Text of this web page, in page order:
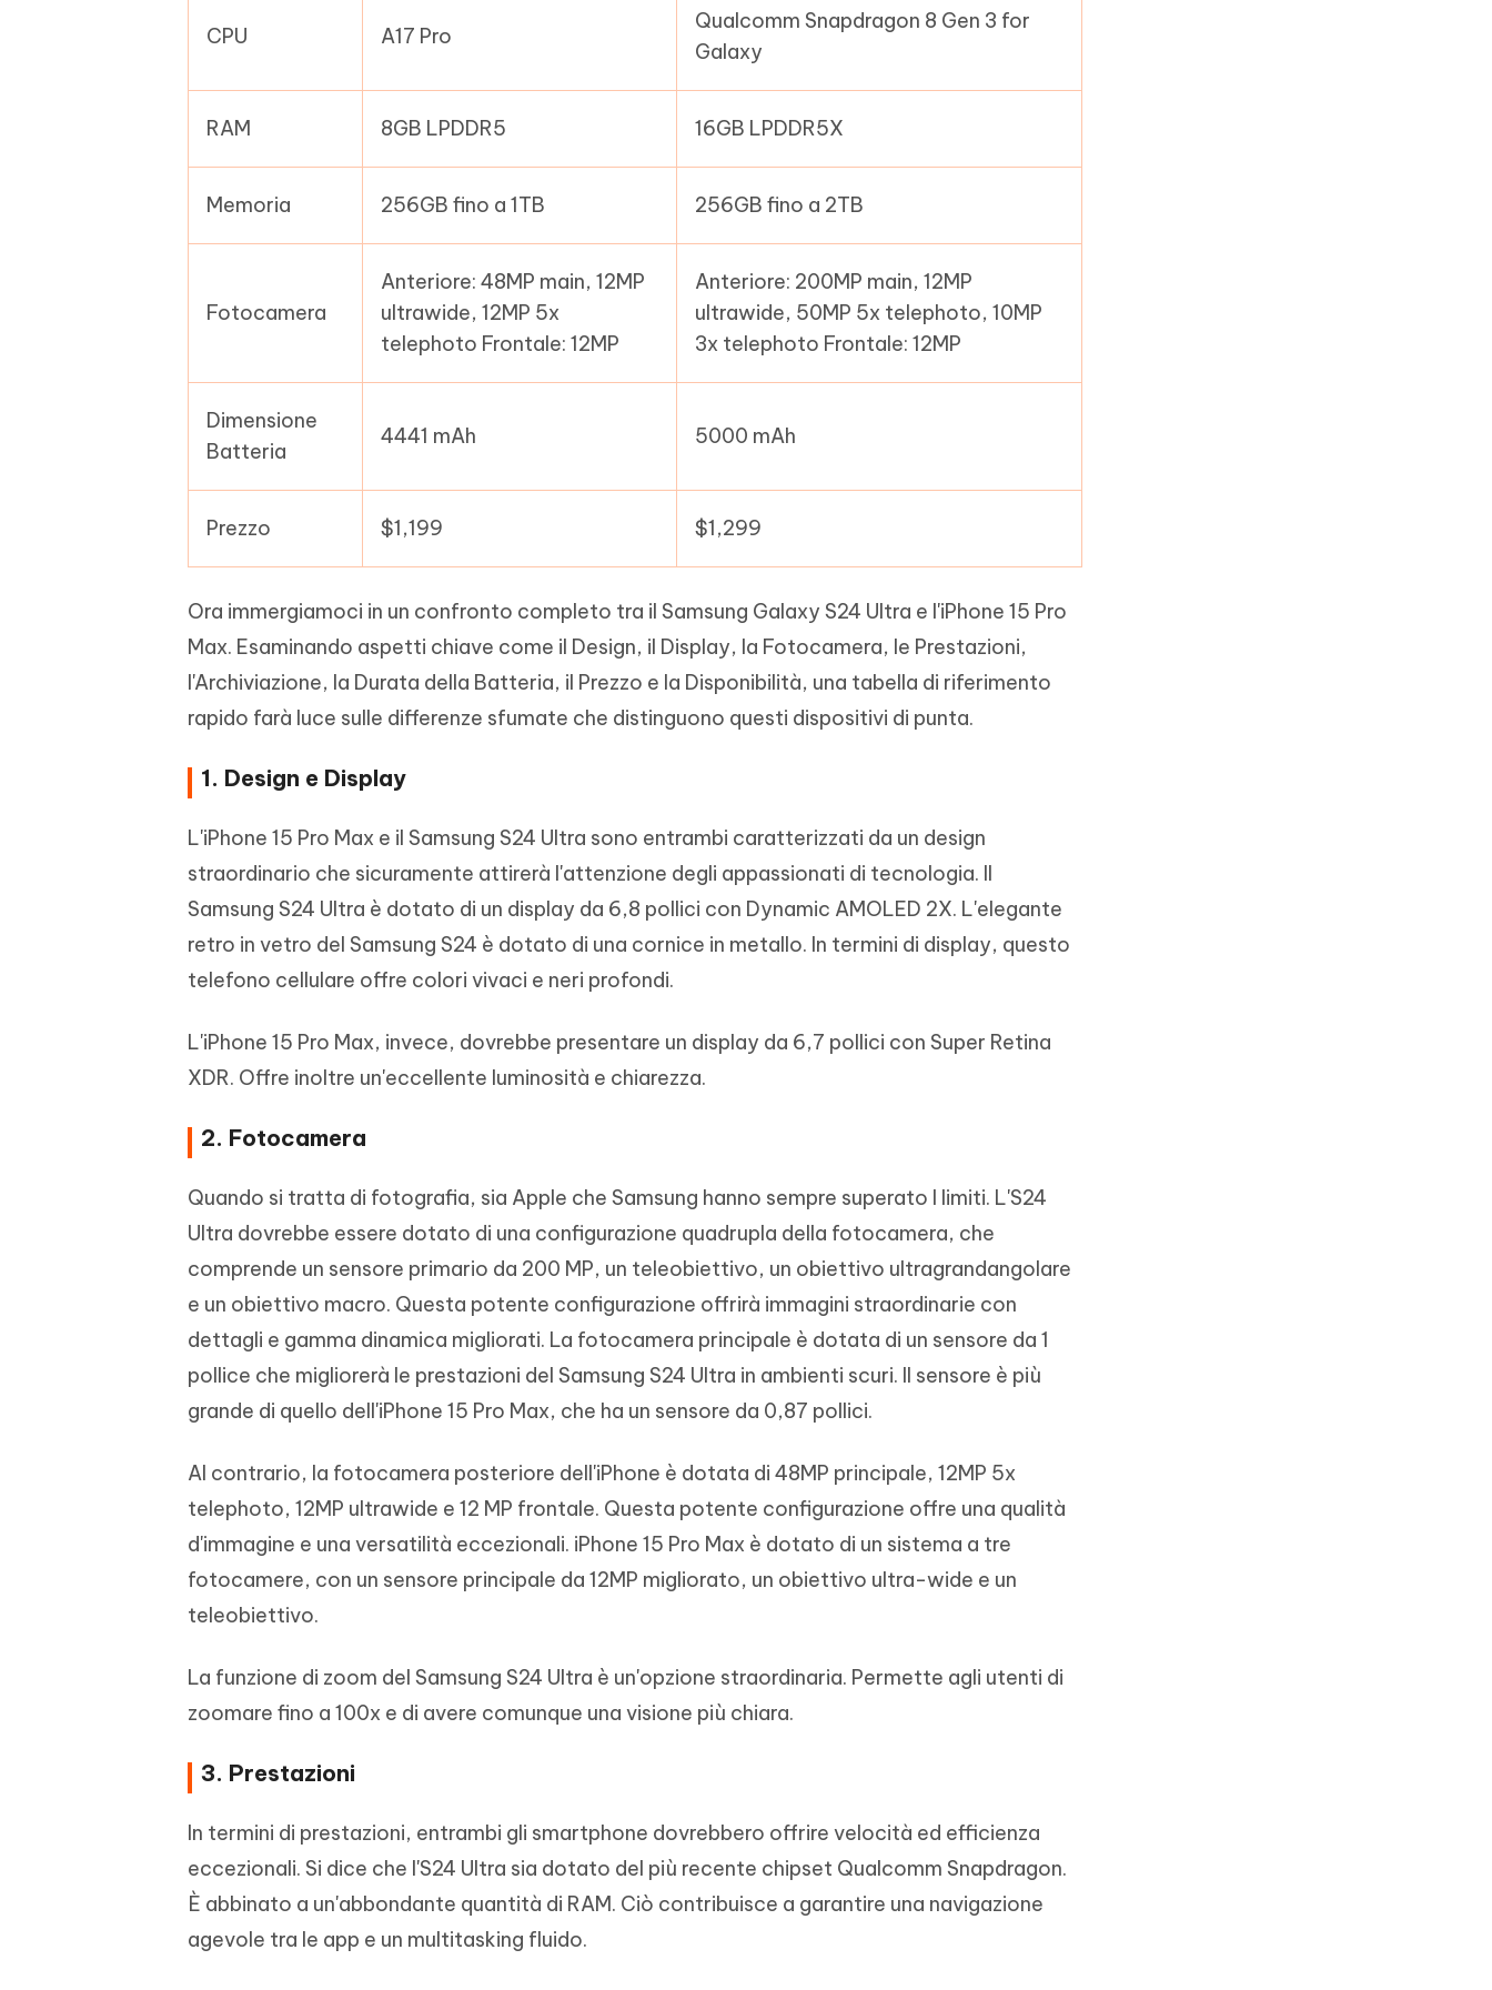
CPU A17 Pro
Qualcomm Snapdragon 8 Gen 3 for
Galaxy
RAM 8GB LPDDR5 16GB LPDDR5X
Memoria 256GB fino a 1TB 256GB fino a 2TB
Fotocamera
Anteriore: 48MP main, 12MP
ultrawide, 12MP 5x
telephoto Frontale: 12MP
Anteriore: 200MP main, 12MP
ultrawide, 50MP 5x telephoto, 10MP
3x telephoto Frontale: 12MP
Dimensione
Batteria
4441 mAh 5000 mAh
Prezzo $1,199 $1,299
Ora immergiamoci in un confronto completo tra il Samsung Galaxy S24 Ultra e l'iPhone 15 Pro
Max. Esaminando aspetti chiave come il Design, il Display, la Fotocamera, le Prestazioni,
l'Archiviazione, la Durata della Batteria, il Prezzo e la Disponibilità, una tabella di riferimento
rapido farà luce sulle differenze sfumate che distinguono questi dispositivi di punta.
1. Design e Display
L'iPhone 15 Pro Max e il Samsung S24 Ultra sono entrambi caratterizzati da un design
straordinario che sicuramente attirerà l'attenzione degli appassionati di tecnologia. Il
Samsung S24 Ultra è dotato di un display da 6,8 pollici con Dynamic AMOLED 2X. L'elegante
retro in vetro del Samsung S24 è dotato di una cornice in metallo. In termini di display, questo
telefono cellulare offre colori vivaci e neri profondi.
L'iPhone 15 Pro Max, invece, dovrebbe presentare un display da 6,7 pollici con Super Retina
XDR. Offre inoltre un'eccellente luminosità e chiarezza.
2. Fotocamera
Quando si tratta di fotografia, sia Apple che Samsung hanno sempre superato I limiti. L'S24
Ultra dovrebbe essere dotato di una configurazione quadrupla della fotocamera, che
comprende un sensore primario da 200 MP, un teleobiettivo, un obiettivo ultragrandangolare
e un obiettivo macro. Questa potente configurazione offrirà immagini straordinarie con
dettagli e gamma dinamica migliorati. La fotocamera principale è dotata di un sensore da 1
pollice che migliorerà le prestazioni del Samsung S24 Ultra in ambienti scuri. Il sensore è più
grande di quello dell'iPhone 15 Pro Max, che ha un sensore da 0,87 pollici.
Al contrario, la fotocamera posteriore dell'iPhone è dotata di 48MP principale, 12MP 5x
telephoto, 12MP ultrawide e 12 MP frontale. Questa potente configurazione offre una qualità
d'immagine e una versatilità eccezionali. iPhone 15 Pro Max è dotato di un sistema a tre
fotocamere, con un sensore principale da 12MP migliorato, un obiettivo ultra-wide e un
teleobiettivo.
La funzione di zoom del Samsung S24 Ultra è un'opzione straordinaria. Permette agli utenti di
zoomare fino a 100x e di avere comunque una visione più chiara.
3. Prestazioni
In termini di prestazioni, entrambi gli smartphone dovrebbero offrire velocità ed efficienza
eccezionali. Si dice che l'S24 Ultra sia dotato del più recente chipset Qualcomm Snapdragon.
È abbinato a un'abbondante quantità di RAM. Ciò contribuisce a garantire una navigazione
agevole tra le app e un multitasking fluido.